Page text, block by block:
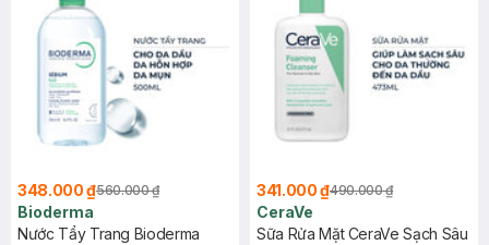
348.000 ₫560.000 ₫
Bioderma
Nước Tẩy Trang Bioderma
341.000 ₫490.000 ₫
CeraVe
Sữa Rửa Mặt CeraVe Sạch Sâu